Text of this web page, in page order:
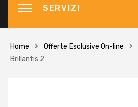
SERVIZI
Home Offerte Esclusive On-line
Brillantis 2